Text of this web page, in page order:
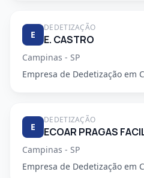
E
DEDETIZAÇÃO
E. CASTRO
Campinas - SP
Empresa de Dedetização em
E
DEDETIZAÇÃO
ECOAR PRAGAS
Campinas - SP
Empresa de Dedetização em